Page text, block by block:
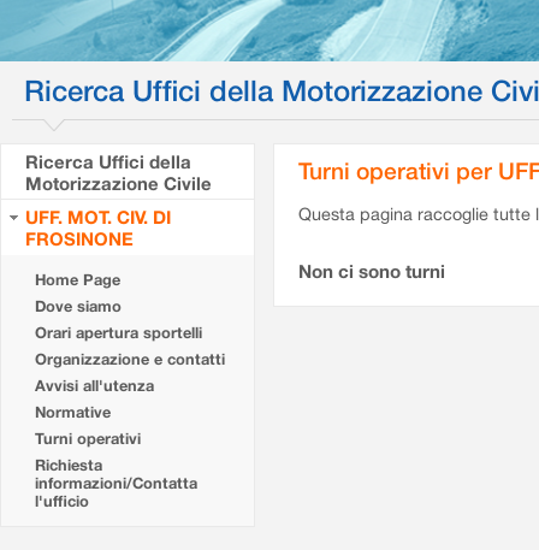
Ricerca Uffici della Motorizzazione
Ricerca Uffici della
Motorizzazione Civile
UFF. MOT. CIV. DI
FROSINONE
Home Page
Dove siamo
Orari apertura sportelli
Organizzazione e contatti
Avvisi all'utenza
Normative
Turni operativi
Richiesta
informazioni/Contatta
l'ufficio
Turni operativi per
Questa pagina raccoglie tutte
Non ci sono turni